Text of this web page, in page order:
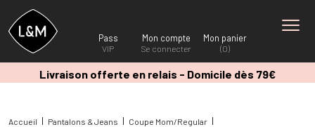
Pass
VIP
Mon compte
Se connecter
Mon panier
(0)
Livraison offerte en relais - Domicile dès 79€
Accueil Pantalons & Jeans
Coupe Mom/Regular